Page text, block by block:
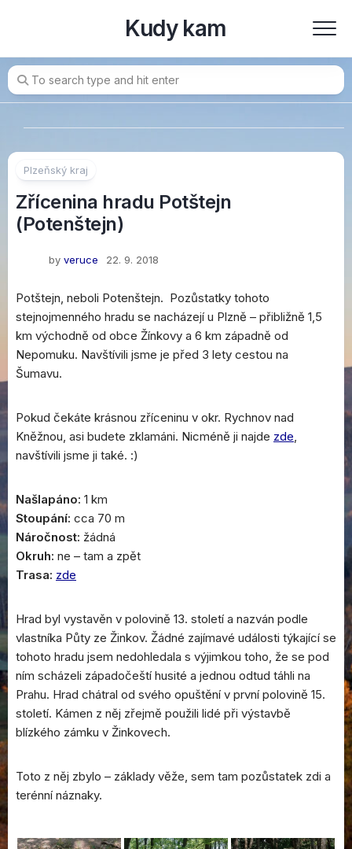
Kudy kam
Plzeňský kraj
Zřícenina hradu Potštejn
(Potenštejn)
by veruce 22. 9. 2018
Potštejn, neboli Potenštejn. Pozůstatky tohoto
stejnojmenného hradu se nacházejí u Plzně – přibližně 1,5
km východně od obce Žínkovy a 6 km západně od
Nepomuku. Navštívili jsme je před 3 lety cestou na
Šumavu.
Pokud čekáte krásnou zříceninu v okr. Rychnov nad
Kněžnou, asi budete zklamáni. Nicméně ji najde zde,
navštívili jsme ji také. :)
Našlapáno: 1 km
Stoupání: cca 70 m
Náročnost: žádná
Okruh: ne – tam a zpět
Trasa: zde
Hrad byl vystavěn v polovině 13. století a nazván podle
vlastníka Půty ze Žinkov. Žádné zajímavé události týkající se
tohoto hradu jsem nedohledala s výjimkou toho, že se pod
ním scházeli západočeští husité a jednou odtud táhli na
Prahu. Hrad chátral od svého opuštění v první polovině 15.
století. Kámen z něj zřejmě použili lidé při výstavbě
blízkého zámku v Žinkovech.
Toto z něj zbylo – základy věže, sem tam pozůstatek zdi a
terénní náznaky.